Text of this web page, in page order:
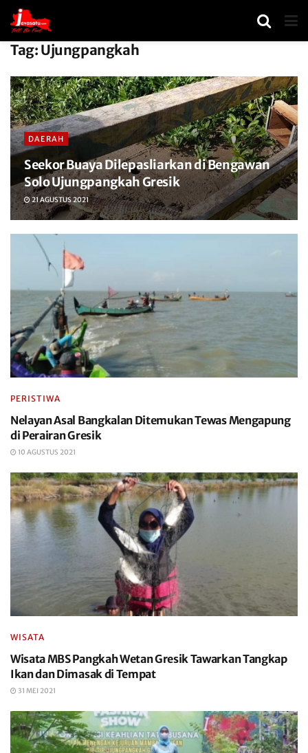
Tag: Ujungpangkah
DAERAH
Seekor Buaya Dilepasliarkan di Bengawan
Solo Ujungpangkah Gresik
21 AGUSTUS 2021
PERISTIWA
Nelayan Asal Bangkalan Ditemukan Tewas Mengapung
di Perairan Gresik
10 AGUSTUS 2021
WISATA
Wisata MBS Pangkah Wetan Gresik Tawarkan Tangkap
Ikan dan Dimasak di Tempat
31 MEI 2021